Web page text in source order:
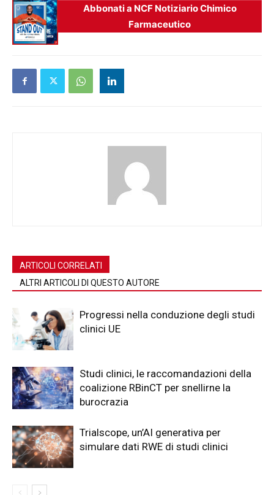
Abbonati a NCF Notiziario Chimico
Farmaceutico
ARTICOLI CORRELATI
ALTRI ARTICOLI DI QUESTO AUTORE
Progressi nella conduzione degli studi
clinici UE
Studi clinici, le raccomandazioni della
coalizione RBinCT per snellirne la
burocrazia
Trialscope, un’AI generativa per
simulare dati RWE di studi clinici